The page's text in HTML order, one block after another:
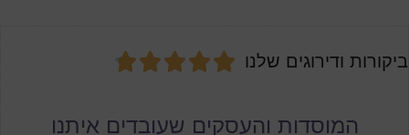
ביקורות ודירוגים שלנו 




המוסדות והעסקים שעובדים איתנו